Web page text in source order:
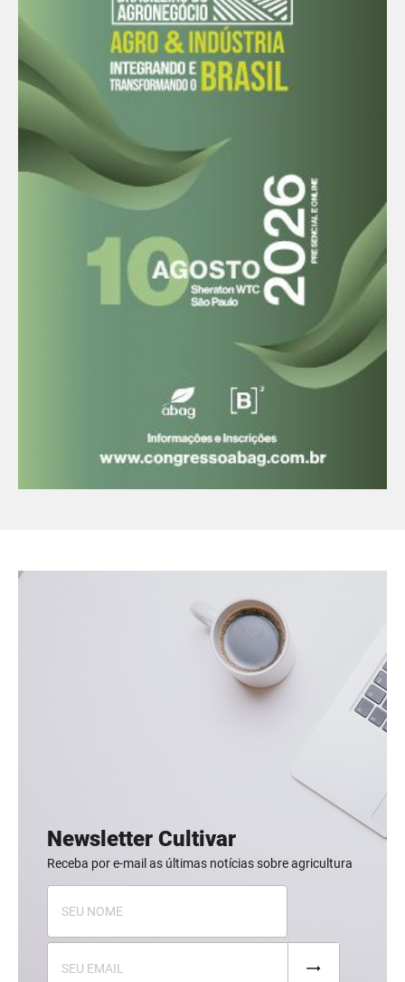
Newsletter Cultivar
Receba por e-mail as últimas notícias sobre agricultura